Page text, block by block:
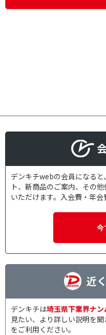
デンキチwebの会員になる
ト、新商品のご案内、その
いただけます。入会費・年会
今
近
デンキチは埼玉県下業界ナ
見たい、より詳しい説明を
をご利用ください。